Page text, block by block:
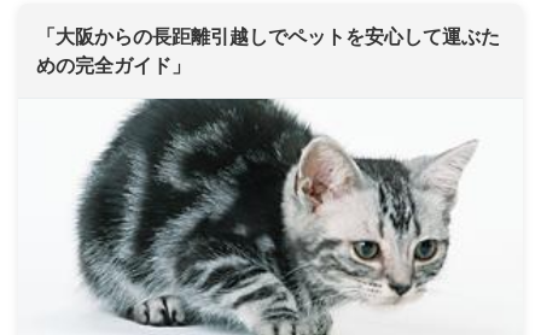
「大阪からの長距離引越しでペットを安心して運ぶた
めの完全ガイド」